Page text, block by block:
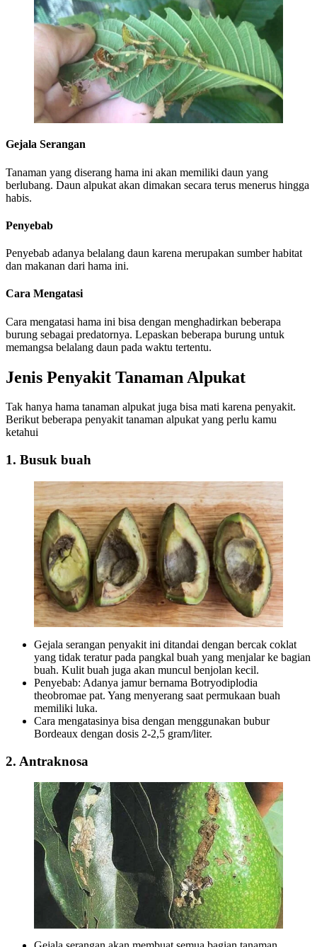
Gejala Serangan
Tanaman yang diserang hama ini akan memiliki daun yang
berlubang. Daun alpukat akan dimakan secara terus menerus hingga
habis.
Penyebab
Penyebab adanya belalang daun karena merupakan sumber habitat
dan makanan dari hama ini.
Cara Mengatasi
Cara mengatasi hama ini bisa dengan menghadirkan beberapa
burung sebagai predatornya. Lepaskan beberapa burung untuk
memangsa belalang daun pada waktu tertentu.
Jenis Penyakit Tanaman Alpukat
Tak hanya hama tanaman alpukat juga bisa mati karena penyakit.
Berikut beberapa penyakit tanaman alpukat yang perlu kamu
ketahui
1. Busuk buah
Gejala serangan penyakit ini ditandai dengan bercak coklat
yang tidak teratur pada pangkal buah yang menjalar ke bagian
buah. Kulit buah juga akan muncul benjolan kecil.
Penyebab: Adanya jamur bernama Botryodiplodia
theobromae pat. Yang menyerang saat permukaan buah
memiliki luka.
Cara mengatasinya bisa dengan menggunakan bubur
Bordeaux dengan dosis 2-2,5 gram/liter.
2. Antraknosa